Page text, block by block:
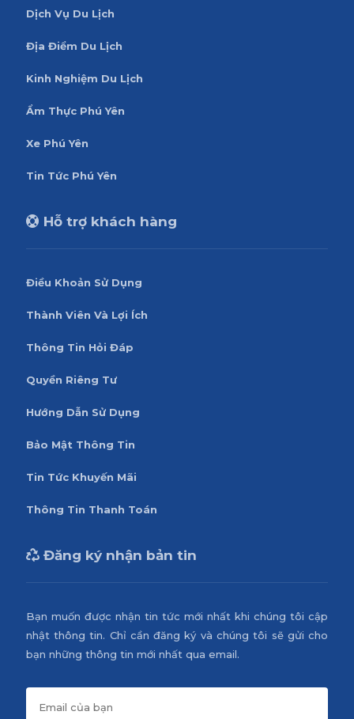
Dịch Vụ Du Lịch
Địa Điểm Du Lịch
Kinh Nghiệm Du Lịch
Ẩm Thực Phú Yên
Xe Phú Yên
Tin Tức Phú Yên
Hỗ trợ khách hàng
Điều Khoản Sử Dụng
Thành Viên Và Lợi Ích
Thông Tin Hỏi Đáp
Quyền Riêng Tư
Hướng Dẫn Sử Dụng
Bảo Mật Thông Tin
Tin Tức Khuyến Mãi
Thông Tin Thanh Toán
Đăng ký nhận bản tin
Bạn muốn được nhận tin tức mới nhất khi chúng tôi cập
nhật thông tin. Chỉ cần đăng ký và chúng tôi sẽ gửi cho
bạn những thông tin mới nhất qua email.